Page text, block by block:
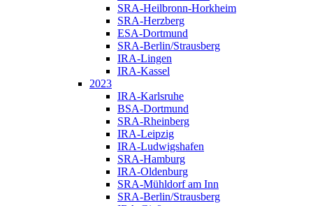
SRA-Heilbronn-Horkheim
SRA-Herzberg
ESA-Dortmund
SRA-Berlin/Strausberg
IRA-Lingen
IRA-Kassel
2023
IRA-Karlsruhe
BSA-Dortmund
SRA-Rheinberg
IRA-Leipzig
IRA-Ludwigshafen
SRA-Hamburg
IRA-Oldenburg
SRA-Mühldorf am Inn
SRA-Berlin/Strausberg